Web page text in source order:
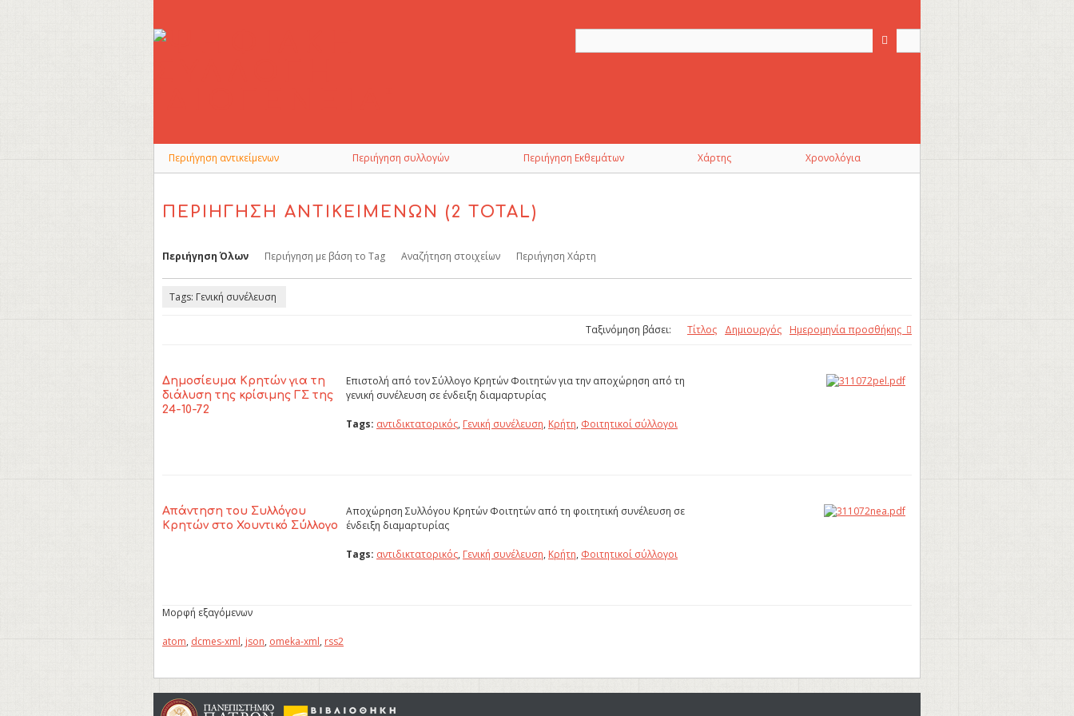
Περιήγηση αντικείμενων Περιήγηση συλλογών Περιήγηση Εκθεμάτων Χάρτης Χρονολόγια
ΠΕΡΙΉΓΗΣΗ ΑΝΤΙΚΕΊΜΕΝΩΝ (2 TOTAL)
Περιήγηση Όλων Περιήγηση με βάση το Tag Αναζήτηση στοιχείων Περιήγηση Χάρτη
Tags: Γενική συνέλευση
Ταξινόμηση βάσει: Τίτλος Δημιουργός Ημερομηνία προσθήκης
Δημοσίευμα Κρητών για τη
διάλυση της κρίσιμης ΓΣ της
24-10-72
Επιστολή από τον Σύλλογο Κρητών Φοιτητών για την αποχώρηση από τη
γενική συνέλευση σε ένδειξη διαμαρτυρίας
Tags: αντιδικτατορικός, Γενική συνέλευση, Κρήτη, Φοιτητικοί σύλλογοι
Απάντηση του Συλλόγου
Κρητών στο Χουντικό Σύλλογο
Αποχώρηση Συλλόγου Κρητών Φοιτητών από τη φοιτητική συνέλευση σε
ένδειξη διαμαρτυρίας
Tags: αντιδικτατορικός, Γενική συνέλευση, Κρήτη, Φοιτητικοί σύλλογοι
Μορφή εξαγόμενων
atom, dcmes-xml, json, omeka-xml, rss2